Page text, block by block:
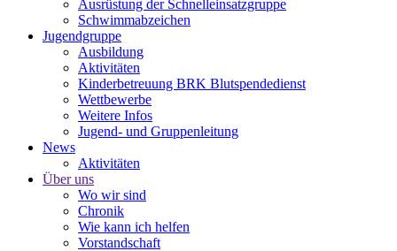
Ausrüstung der Schnelleinsatzgruppe
Schwimmabzeichen
Jugendgruppe
Ausbildung
Aktivitäten
Kinderbetreuung BRK Blutspendedienst
Wettbewerbe
Weitere Infos
Jugend- und Gruppenleitung
News
Aktivitäten
Über uns
Wo wir sind
Chronik
Wie kann ich helfen
Vorstandschaft